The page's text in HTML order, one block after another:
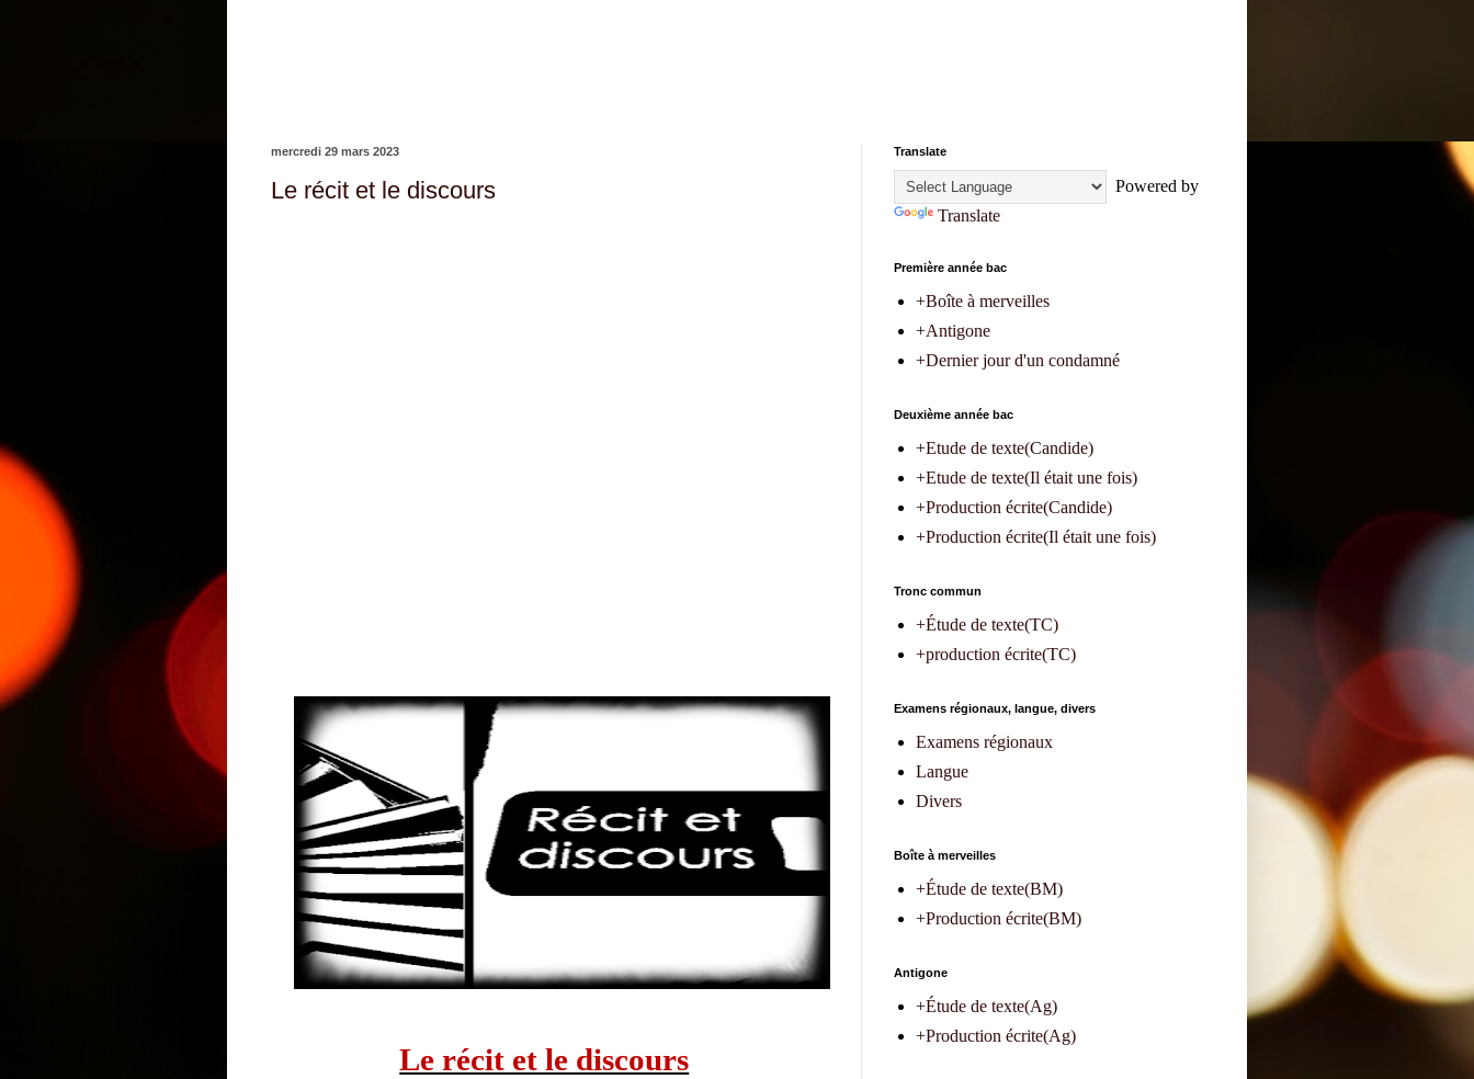
mercredi 29 mars 2023
Le récit et le discours
Le récit et le discours
Translate
Powered by
Translate
Première année bac
+Boîte à merveilles
+Antigone
+Dernier jour d'un condamné
Deuxième année bac
+Etude de texte(Candide)
+Etude de texte(Il était une fois)
+Production écrite(Candide)
+Production écrite(Il était une fois)
Tronc commun
+Étude de texte(TC)
+production écrite(TC)
Examens régionaux, langue, divers
Examens régionaux
Langue
Divers
Boîte à merveilles
+Étude de texte(BM)
+Production écrite(BM)
Antigone
+Étude de texte(Ag)
+Production écrite(Ag)